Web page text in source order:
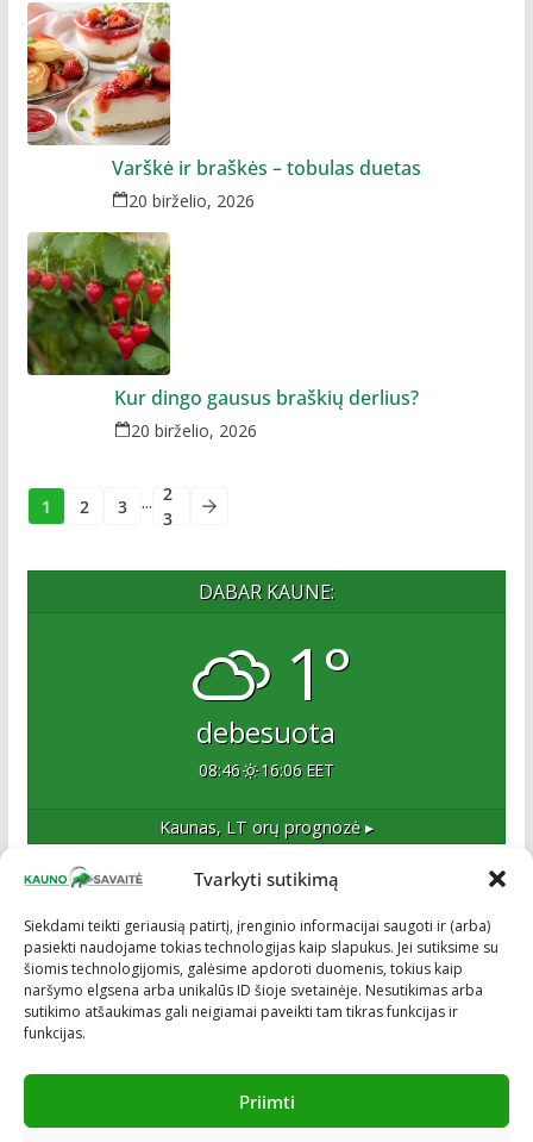
Tvarkyti sutikimą
Siekdami teikti geriausią patirtį, įrenginio informacijai saugoti ir (arba)
pasiekti naudojame tokias technologijas kaip slapukus. Jei sutiksime su
šiomis technologijomis, galėsime apdoroti duomenis, tokius kaip
naršymo elgsena arba unikalūs ID šioje svetainėje. Nesutikimas arba
sutikimo atšaukimas gali neigiamai paveikti tam tikras funkcijas ir
funkcijas.
Priimti
Varškė ir braškės – tobulas duetas
20 birželio, 2026
Kur dingo gausus braškių derlius?
20 birželio, 2026
1 2 3 ... 2
3
DABAR KAUNE:
1°
debesuota
08:46 16:06 EET
Kaunas, LTorų prognozė ▸
Esame naujas Kaune, tačiau veržlus ir profesionalus
kolektyvas. Ne naujokai žiniasklaidoje. Į Kauną
žengiame tvirtai įsitikinę savo sėkme.